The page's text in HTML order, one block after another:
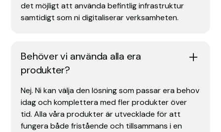
det möjligt att använda befintlig infrastruktur
samtidigt som ni digitaliserar verksamheten.
Behöver vi använda alla era
produkter?
Nej. Ni kan välja den lösning som passar era behov
idag och komplettera med fler produkter över
tid. Alla våra produkter är utvecklade för att
fungera både fristående och tillsammans i en